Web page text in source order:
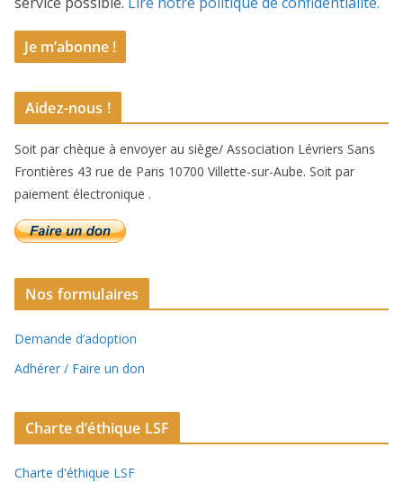
Aidez-nous !
Soit par chèque à envoyer au siège/ Association Lévriers Sans
Frontières 43 rue de Paris 10700 Villette-sur-Aube. Soit par
paiement électronique .
Nos formulaires
Demande d’adoption
Adhérer / Faire un don
Charte d’éthique LSF
Charte d'éthique LSF